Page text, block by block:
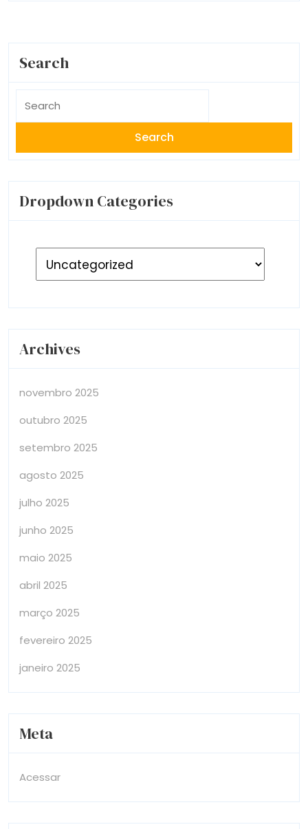
e
gloway
Search
for:
Dropdown Categories
Archives
novembro 2025
outubro 2025
setembro 2025
agosto 2025
julho 2025
junho 2025
maio 2025
abril 2025
março 2025
fevereiro 2025
janeiro 2025
Meta
Acessar